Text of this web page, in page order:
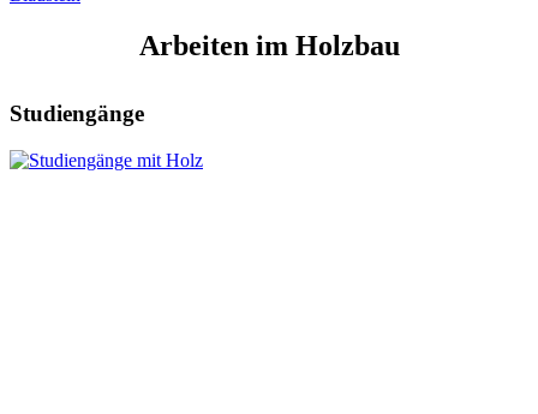
Arbeiten im Holzbau
Studiengänge